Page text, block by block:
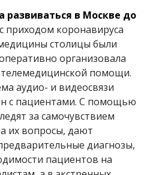
развиваться в Москве до
приходом коронавируса
столицы были
организовала
помощи.
аудио- и видеосвязи
с пациентами. С помощью
за самочувствием
их вопросы, дают
диагнозы,
пациентов на